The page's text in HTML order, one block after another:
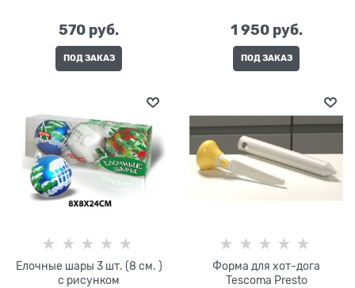
570 руб.
ПОД ЗАКАЗ
1 950 руб.
ПОД ЗАКАЗ
Елочные шары 3 шт. (8 см. )
с рисунком
Форма для хот-дога
Tescoma Presto